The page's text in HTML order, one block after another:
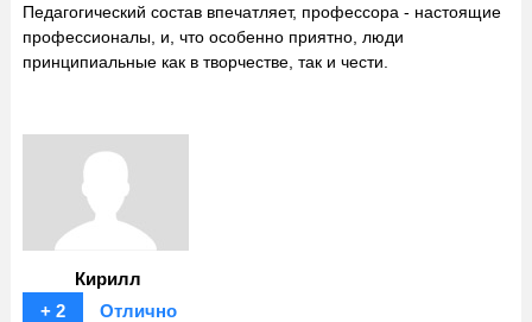
Педагогический состав впечатляет, профессора - настоящие
профессионалы, и, что особенно приятно, люди
принципиальные как в творчестве, так и чести.
Кирилл
+ 2
Отлично